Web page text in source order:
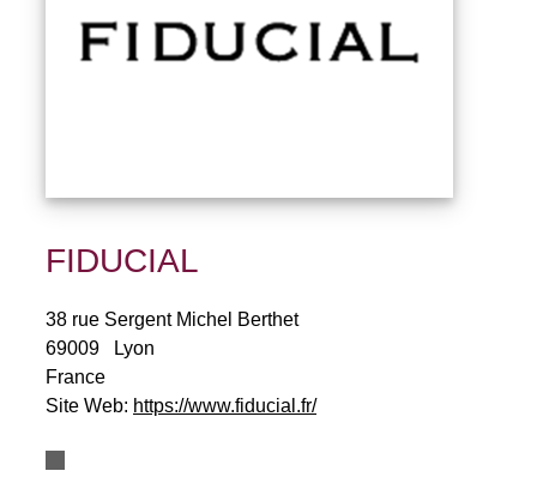
FIDUCIAL
38 rue Sergent Michel Berthet
69009
Lyon
France
Site Web: https://www.fiducial.fr/